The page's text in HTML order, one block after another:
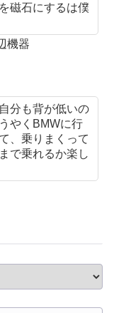
磁石にするは僕
機器
分も背が低いの
やくBMWに行
、乗りまくって
で乗れるか楽し